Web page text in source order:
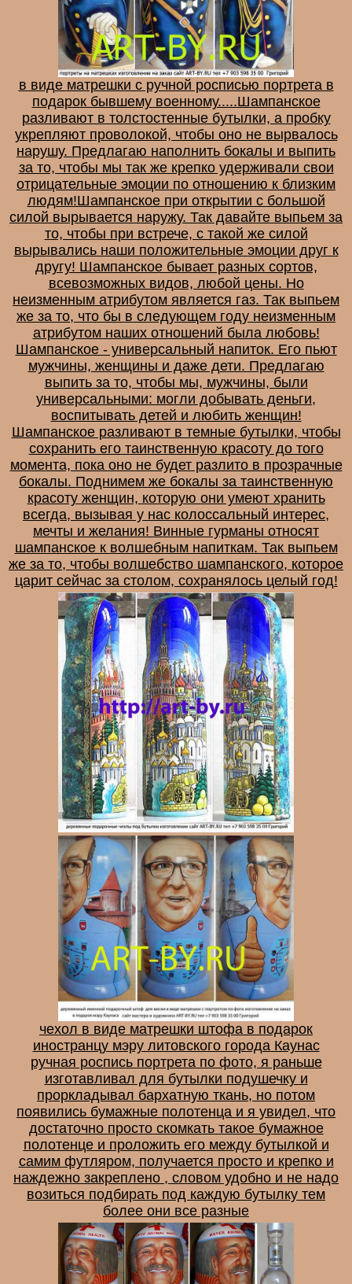
в виде матрешки с ручной росписью портрета в
подарок бывшему военному.....Шампанское
разливают в толстостенные бутылки, а пробку
укрепляют проволокой, чтобы оно не вырвалось
нарушу. Предлагаю наполнить бокалы и выпить
за то, чтобы мы так же крепко удерживали свои
отрицательные эмоции по отношению к близким
людям!Шампанское при открытии с большой
силой вырывается наружу. Так давайте выпьем за
то, чтобы при встрече, с такой же силой
вырывались наши положительные эмоции друг к
другу! Шампанское бывает разных сортов,
всевозможных видов, любой цены. Но
неизменным атрибутом является газ. Так выпьем
же за то, что бы в следующем году неизменным
атрибутом наших отношений была любовь!
Шампанское - универсальный напиток. Его пьют
мужчины, женщины и даже дети. Предлагаю
выпить за то, чтобы мы, мужчины, были
универсальными: могли добывать деньги,
воспитывать детей и любить женщин!
Шампанское разливают в темные бутылки, чтобы
сохранить его таинственную красоту до того
момента, пока оно не будет разлито в прозрачные
бокалы. Поднимем же бокалы за таинственную
красоту женщин, которую они умеют хранить
всегда, вызывая у нас колоссальный интерес,
мечты и желания! Винные гурманы относят
шампанское к волшебным напиткам. Так выпьем
же за то, чтобы волшебство шампанского, которое
царит сейчас за столом, сохранялось целый год!
чехол в виде матрешки штофа в подарок
иностранцу мэру литовского города Каунас
ручная роспись портрета по фото, я раньше
изготавливал для бутылки подушечку и
проркладывал бархатную ткань, но потом
появились бумажные полотенца и я увидел, что
достаточно просто скомкать такое бумажное
полотенце и проложить его между бутылкой и
самим футляром, получается просто и крепко и
наждежно закреплено , словом удобно и не надо
возиться подбирать под каждую бутылку тем
более они все разные